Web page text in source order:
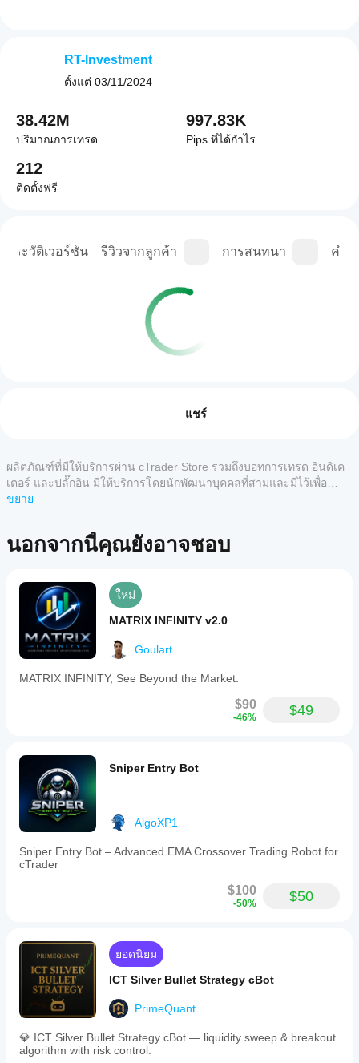
ประวัติเวอร์ชัน รีวิวจากลูกค้า การสนทนา คำถ
รีวิวจากลูกค้า
ยังไม่มี
รีวิว
ตภัณฑ์
คยลอง
ล้ว ขอ
เชิญมา
เป็นคน
อกคน
ติดตั้ง ให้
เริ่มอินส
คลาวด์
เครื่อง ของ
cBot
แอป
cTrader
ใดบ้าง
cBots?
ทั้งหมด
รองรับ
การ
ดำเนิน
การ
cBots บน
คลาวด์
รองรับ
การ
ดำเนิน
การบน
เครื่อง
ทดสอบ
ประสิทธิภาพ
ของ cBot ได้
อย่างไร?
รัน cBot
ทดลองที่
ติดตาม
กิจกรรม
ของมัน
เมื่อเวลา
ผ่านไป มุ่ง
เน้นไปที่
สม่ำเสมอ
การ
ภายใต้
สภาวะ
ตลาดที่
แตกต่าง
กัน ทำ
Backtest
คุณบน
ข้อมูล
ฉันควรเพิ่ม
ประสิทธิภาพ
ประสิทธิภาพ
cBot สำหรับ
โบรกเกอร์
และสภาวะ
ตลาดของ
คุณสามารถ
ปรับปรุง
ฉันควรปรับ
พารามิเตอร์
cBot ก่อน
รันหรือไม่?
เริ่ม cBot ด้วย
พารามิเตอร์
cBot จะ
แสดง
ประสิทธิภาพ
อาจแตกต่าง
กันไปขึ้นอยู่
กับเงื่อนไข
ของ
โบรกเกอร์ ส
เปรด และ
คุณภาพการ
แชร์
ผลิตภัณฑ์ที่มีให้บริการผ่าน cTrader Store รวมถึงบอทการเทรด อินดิเค
เตอร์ และปลั๊กอิน มีให้บริการโดยนักพัฒนาบุคคลที่สามและมีไว้เพื่อ
วัตถุประสงค์ในการเข้าถึงข้อมูลและทางเทคนิคเท่านั้น cTrader Store
หรือการรับประกันผลการดำเนินงานในอนาคต
ขยาย
นอกจากนี้คุณยังอาจชอบ
ใหม่
MATRIX INFINITY v2.0
Goulart
MATRIX INFINITY, See Beyond the Market.
$90
-46% $49
Sniper Entry Bot
AlgoXP1
Sniper Entry Bot – Advanced EMA Crossover Trading Robot for
cTrader
$100
-50% $50
ยอดนิยม
ICT Silver Bullet Strategy cBot
PrimeQuant
💎 ICT Silver Bullet Strategy cBot — liquidity sweep & breakout
algorithm with risk control.
RT-Investment
ตั้งแต่ 03/11/2024
38.42M
ปริมาณการเทรด
997.83K
Pips ที่ได้กำไร
212
ติดตั้งฟรี